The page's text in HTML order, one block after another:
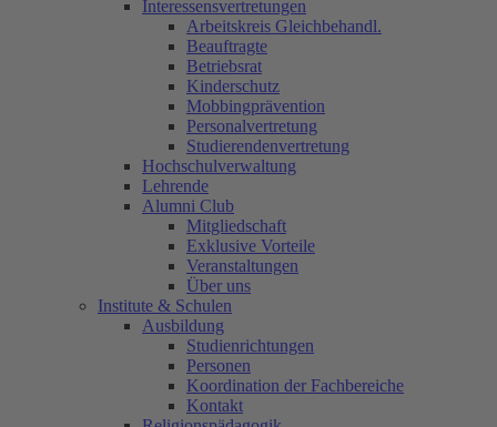
Interessensvertretungen
Arbeitskreis Gleichbehandl.
Beauftragte
Betriebsrat
Kinderschutz
Mobbingprävention
Personalvertretung
Studierendenvertretung
Hochschulverwaltung
Lehrende
Alumni Club
Mitgliedschaft
Exklusive Vorteile
Veranstaltungen
Über uns
Institute & Schulen
Ausbildung
Studienrichtungen
Personen
Koordination der Fachbereiche
Kontakt